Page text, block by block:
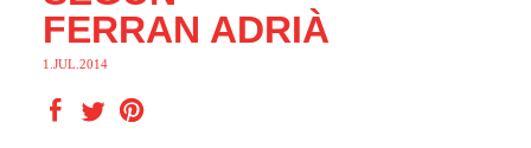
FERRAN ADRIÀ
1.JUL.2014